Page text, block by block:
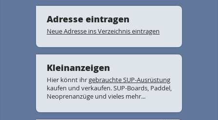
Adresse eintragen
Neue Adresse ins Verzeichnis eintragen
Kleinanzeigen
Hier könnt ihrgebrauchte SUP-Ausrüstung
kaufen und verkaufen. SUP-Boards, Paddel,
Neoprenanzüge und vieles mehr...